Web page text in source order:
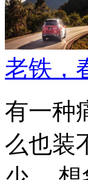
老铁，
有一种
么也装